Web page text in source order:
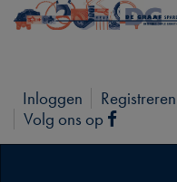
Inloggen Registreren
Volg ons op
Facebook